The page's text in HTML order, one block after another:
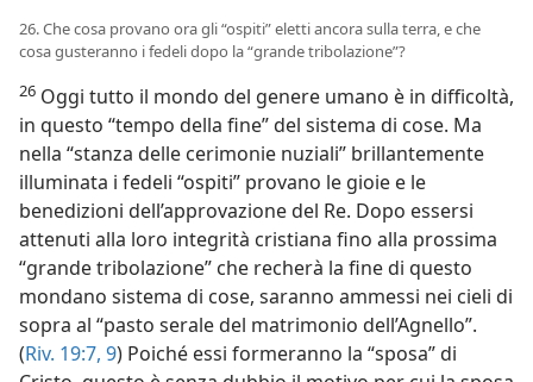
26. Che cosa provano ora gli “ospiti” eletti ancora sulla terra, e che
cosa gusteranno i fedeli dopo la “grande tribolazione”?
26 Oggi tutto il mondo del genere umano è in difficoltà,
in questo “tempo della fine” del sistema di cose. Ma
nella “stanza delle cerimonie nuziali” brillantemente
illuminata i fedeli “ospiti” provano le gioie e le
benedizioni dell’approvazione del Re. Dopo essersi
attenuti alla loro integrità cristiana fino alla prossima
“grande tribolazione” che recherà la fine di questo
mondano sistema di cose, saranno ammessi nei cieli di
sopra al “pasto serale del matrimonio dell’Agnello”.
(Riv. 19:7, 9) Poiché essi formeranno la “sposa” di